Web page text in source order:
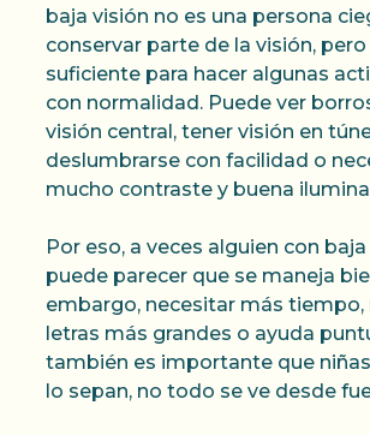
baja visión no es una persona
conservar parte de la visión, pero
suficiente para hacer algunas
con normalidad. Puede ver
visión central, tener visión en
deslumbrarse con facilidad o
mucho contraste y buena
Por eso, a veces alguien con
puede parecer que se maneja
embargo, necesitar más tiempo,
letras más grandes o ayuda
también es importante que
lo sepan, no todo se ve desde